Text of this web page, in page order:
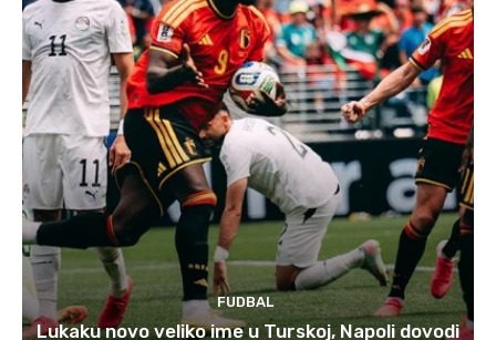
FUDBAL
Lukaku novo veliko ime u Turskoj, Napoli dovodi